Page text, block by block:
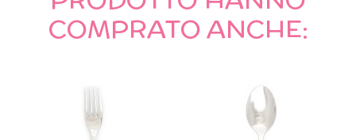
COMPRATO ANCHE: